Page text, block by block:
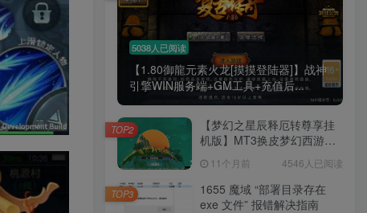
5038人已阅读
【1.80御龍元素火龙[摸摸登陆器]】战神
引擎WIN服务端+GM工具+充值后...
【梦幻之星辰释厄转尊享挂
机版】MT3换皮梦幻西游
+源码+架设教程
11个月前 4546人已阅读
TOP2
1655 魔域 “部署目录存在
exe 文件” 报错解决指南
TOP3